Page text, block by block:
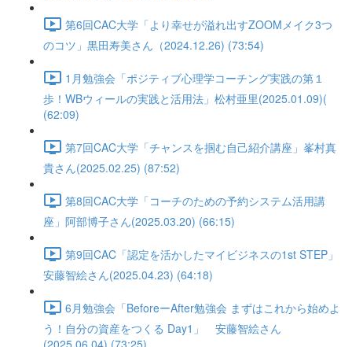
第6回CAC大学「より幸せが溢れ出すZOOMメイク3つ
のコツ」黒田寿美さん（2024.12.26) (73:54)
1月勉強会「ポジティブ心理学コーチング実践の第１
歩！WBウィールの実践と活用法」松村亜里(2025.01.09)(
(62:09)
第7回CAC大学「チャンスを掴む自己紹介講座」峯村真
貴さん(2025.02.25) (87:52)
第8回CAC大学「コーチのための予約システム活用講
座」阿部博子さん(2025.03.20) (66:15)
第9回CAC「認定を活かしたマイビジネスの1st STEP」
安藤智絵さん(2025.04.23) (64:18)
6月勉強会「BeforeーAfter勉強会 まずはこれから始めよ
う！自分の資産をつくる Day1」 安藤智絵さん
(2025.06.04) (73:25)